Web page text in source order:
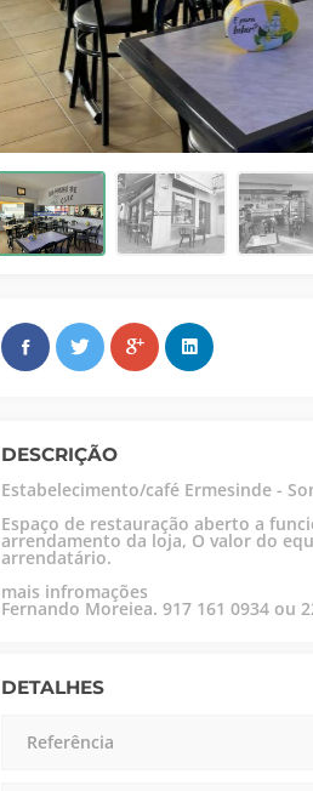
DESCRIÇÃO
Estabelecimento/café Ermesinde -
Espaço de restauração aberto a
arrendamento da loja, O valor do
arrendatário.
mais infromações
Fernando Moreiea. 917 161 0934 ou
DETALHES
Referência